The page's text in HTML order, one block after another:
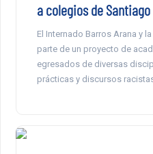
a colegios de
El Internado Barros Arana y
parte de un proyecto de
egresados de diversas
prácticas y discursos